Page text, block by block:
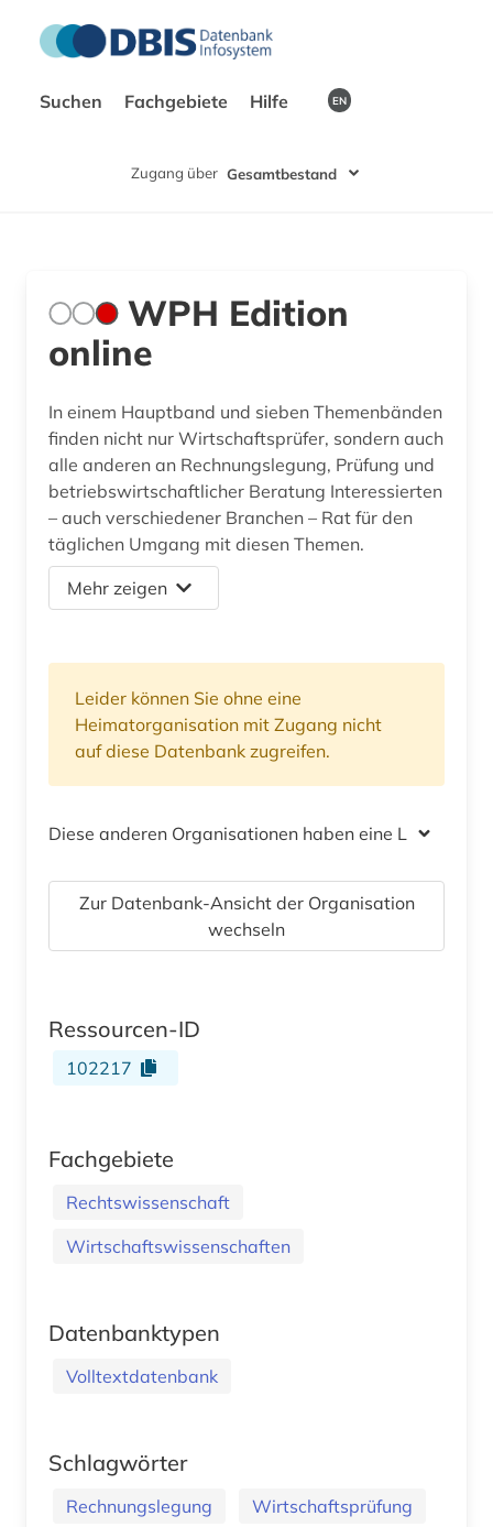
Suchen Fachgebiete Hilfe EN
Zugang über Gesamtbestand
WPH Edition
online
In einem Hauptband und sieben Themenbänden
finden nicht nur Wirtschaftsprüfer, sondern auch
alle anderen an Rechnungslegung, Prüfung und
betriebswirtschaftlicher Beratung Interessierten
– auch verschiedener Branchen – Rat für den
täglichen Umgang mit diesen Themen.
Mehr zeigen
Leider können Sie ohne eine
Heimatorganisation mit Zugang nicht
auf diese Datenbank zugreifen.
Diese anderen Organisationen haben eine Lizenz
Zur Datenbank-Ansicht der Organisation
wechseln
Ressourcen-ID
102217
Fachgebiete
Rechtswissenschaft
Wirtschaftswissenschaften
Datenbanktypen
Volltextdatenbank
Schlagwörter
Rechnungslegung
Wirtschaftsprüfung